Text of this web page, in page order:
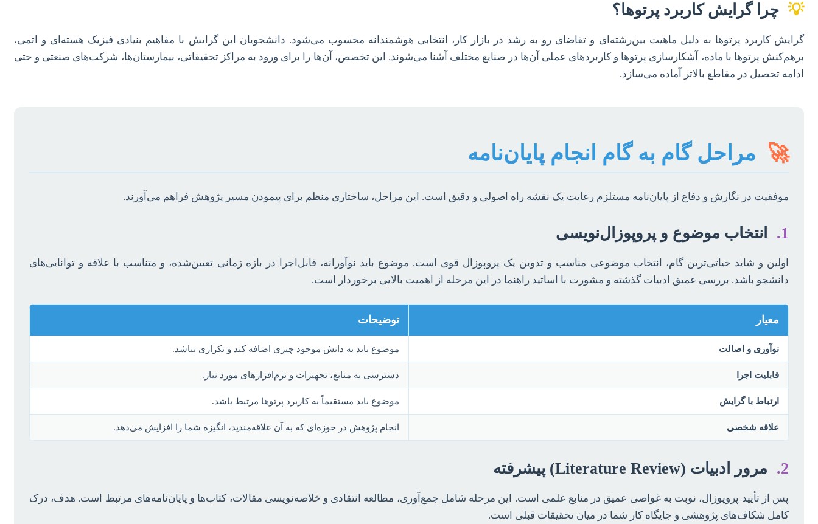
💡 چرا گرایش کاربرد پرتوها؟
گرایش کاربرد پرتوها به دلیل ماهیت بین‌رشته‌ای و تقاضای رو به رشد در بازار کار، انتخابی هوشمندانه محسوب می‌شود. دانشجویان این گرایش با مفاهیم بنیادی فیزیک هسته‌ای و اتمی،
برهم‌کنش پرتوها با ماده، آشکارسازی پرتوها و کاربردهای عملی آن‌ها در صنایع مختلف آشنا می‌شوند. این تخصص، آن‌ها را برای ورود به مراکز تحقیقاتی، بیمارستان‌ها، شرکت‌های صنعتی و حتی
ادامه تحصیل در مقاطع بالاتر آماده می‌سازد.
🚀 مراحل گام به گام انجام پایان‌نامه
موفقیت در نگارش و دفاع از پایان‌نامه مستلزم رعایت یک نقشه راه اصولی و دقیق است. این مراحل، ساختاری منظم برای پیمودن مسیر پژوهش فراهم می‌آورند.
1. انتخاب موضوع و پروپوزال‌نویسی
اولین و شاید حیاتی‌ترین گام، انتخاب موضوعی مناسب و تدوین یک پروپوزال قوی است. موضوع باید نوآورانه، قابل‌اجرا در بازه زمانی تعیین‌شده، و متناسب با علاقه و توانایی‌های
دانشجو باشد. بررسی عمیق ادبیات گذشته و مشورت با اساتید راهنما در این مرحله از اهمیت بالایی برخوردار است.
معیار توضیحات
نوآوری و اصالت موضوع باید به دانش موجود چیزی اضافه کند و تکراری نباشد.
قابلیت اجرا دسترسی به منابع، تجهیزات و نرم‌افزارهای مورد نیاز.
ارتباط با گرایش موضوع باید مستقیماً به کاربرد پرتوها مرتبط باشد.
علاقه شخصی انجام پژوهش در حوزه‌ای که به آن علاقه‌مندید، انگیزه شما را افزایش می‌دهد.
2. مرور ادبیات (Literature Review) پیشرفته
پس از تأیید پروپوزال، نوبت به غواصی عمیق در منابع علمی است. این مرحله شامل جمع‌آوری، مطالعه انتقادی و خلاصه‌نویسی مقالات، کتاب‌ها و پایان‌نامه‌های مرتبط است. هدف، درک
کامل شکاف‌های پژوهشی و جایگاه کار شما در میان تحقیقات قبلی است.